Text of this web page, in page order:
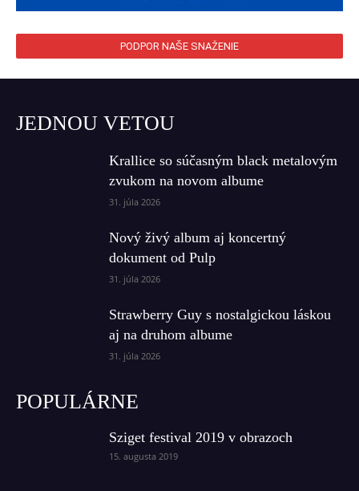
PODPOR NAŠE SNAŽENIE
JEDNOU VETOU
Krallice so súčasným black metalovým
zvukom na novom albume
31. júla 2026
Nový živý album aj koncertný
dokument od Pulp
31. júla 2026
Strawberry Guy s nostalgickou láskou
aj na druhom albume
31. júla 2026
POPULÁRNE
Sziget festival 2019 v obrazoch
15. augusta 2019